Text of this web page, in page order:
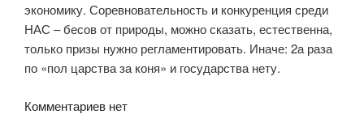
экономику. Соревновательность и конкуренция среди
НАС – бесов от природы, можно сказать, естественна,
только призы нужно регламентировать. Иначе: 2а раза
по «пол царства за коня» и государства нету.
Комментариев нет